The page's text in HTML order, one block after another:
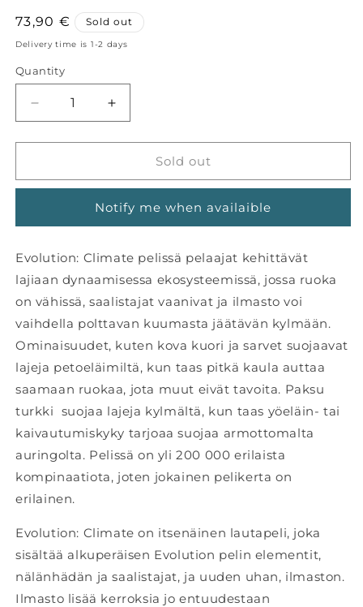
Regular
price
73,90 € Sold out
Delivery time is 1-2 days
Quantity
Decrease
quantity
for
Climate
Increase
quantity
for
Evolution:
Climate
Sold out
Notify me when availaible
Evolution: Climate pelissä pelaajat kehittävät
lajiaan dynaamisessa ekosysteemissä, jossa ruoka
on vähissä, saalistajat vaanivat ja ilmasto voi
vaihdella polttavan kuumasta jäätävän kylmään.
Ominaisuudet, kuten kova kuori ja sarvet suojaavat
lajeja petoeläimiltä, kun taas pitkä kaula auttaa
saamaan ruokaa, jota muut eivät tavoita. Paksu
turkki suojaa lajeja kylmältä, kun taas yöeläin- tai
kaivautumiskyky tarjoaa suojaa armottomalta
auringolta. Pelissä on yli 200 000 erilaista
kompinaatiota, joten jokainen pelikerta on
erilainen.
Evolution: Climate on itsenäinen lautapeli, joka
sisältää alkuperäisen Evolution pelin elementit,
nälänhädän ja saalistajat, ja uuden uhan, ilmaston.
Ilmasto lisää kerroksia jo entuudestaan